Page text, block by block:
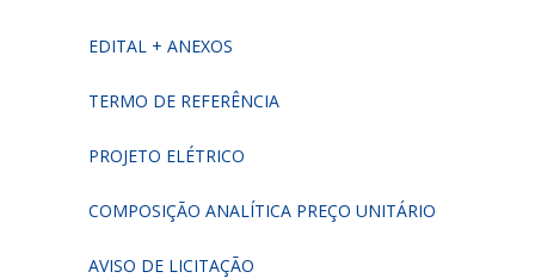
EDITAL + ANEXOS
TERMO DE REFERÊNCIA
PROJETO ELÉTRICO
COMPOSIÇÃO ANALÍTICA PREÇO UNITÁRIO
AVISO DE LICITAÇÃO